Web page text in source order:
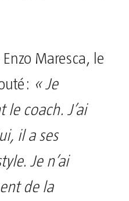
Maresca, le
« Je
coach. J’ai
il a ses
Je n’ai
de la